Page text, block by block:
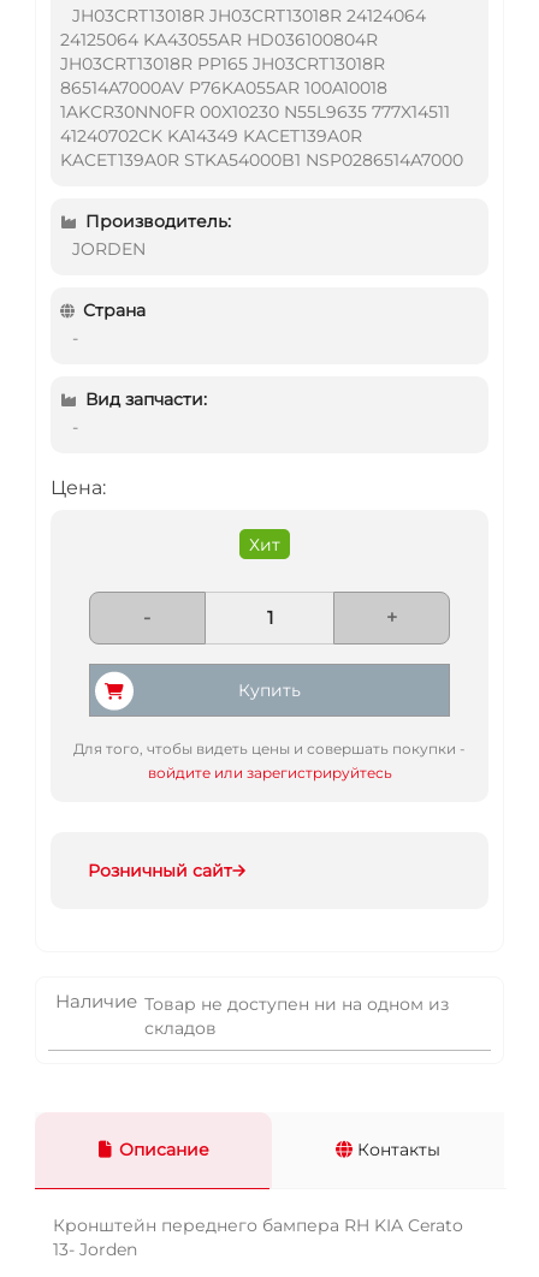
JH03CRT13018R JH03CRT13018R 24124064
24125064 KA43055AR HD036100804R
JH03CRT13018R PP165 JH03CRT13018R
86514A7000AV P76KA055AR 100A10018
1AKCR30NN0FR 00X10230 N55L9635 777X14511
41240702CK KA14349 KACET139A0R
KACET139A0R STKA54000B1 NSP0286514A7000
Производитель:
JORDEN
Страна
-
Вид запчасти:
-
Цена:
Хит
- +
Купить
Для того, чтобы видеть цены и совершать покупки -
войдите или зарегистрируйтесь
Розничный сайт
Наличие Товар не доступен ни на одном из
складов
Описание Контакты
Кронштейн переднего бампера RH KIA Cerato
13- Jorden